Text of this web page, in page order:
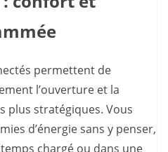
permettent de
l’ouverture et la
plus stratégiques. Vous
d’énergie sans y penser,
chargé ou dans une